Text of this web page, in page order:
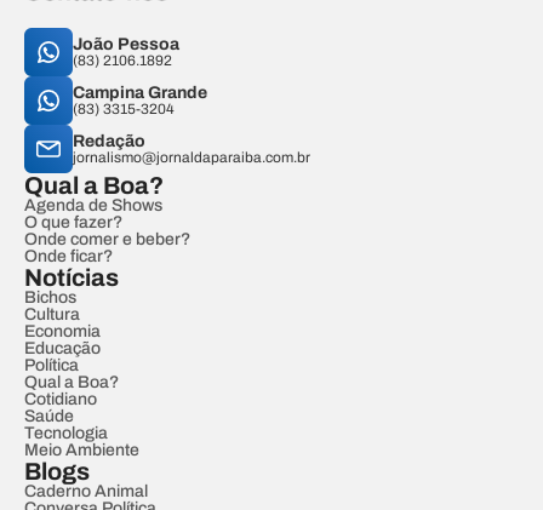
João Pessoa
(83) 2106.1892
Campina Grande
(83) 3315-3204
Redação
jornalismo@jornaldaparaiba.com.br
Qual a Boa?
Agenda de Shows
O que fazer?
Onde comer e beber?
Onde ficar?
Notícias
Bichos
Cultura
Economia
Educação
Política
Qual a Boa?
Cotidiano
Saúde
Tecnologia
Meio Ambiente
Blogs
Caderno Animal